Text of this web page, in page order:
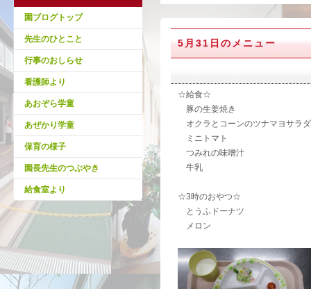
園ブログトップ
先生のひとこと
行事のおしらせ
看護師より
あおぞら学童
あぜかり学童
保育の様子
園長先生のつぶやき
給食室より
5月31日のメニュー
☆給食☆
豚の生姜焼き
オクラとコーンのツナマヨサラダ
ミニトマト
つみれの味噌汁
牛乳
☆3時のおやつ☆
とうふドーナツ
メロン